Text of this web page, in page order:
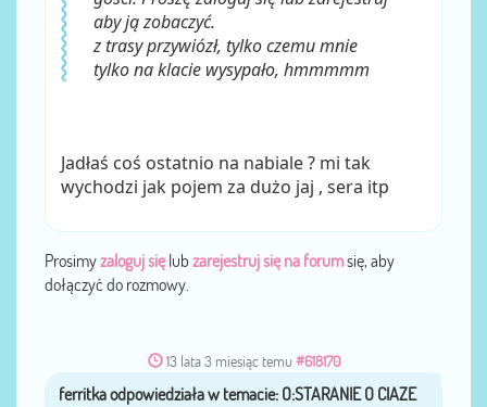
aby ją zobaczyć.
z trasy przywiózł, tylko czemu mnie
tylko na klacie wysypało, hmmmmm
Jadłaś coś ostatnio na nabiale ? mi tak
wychodzi jak pojem za dużo jaj , sera itp
Prosimyzaloguj sięlub zarejestruj się na forumsię, aby
dołączyć do rozmowy.
13 lata 3 miesiąc temu #618170
przezferritka